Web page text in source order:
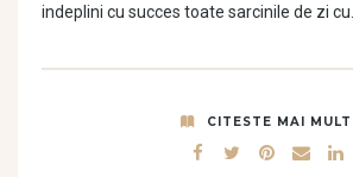
indeplini cu succes toate sarcinile de zi cu…
CITESTE MAI MULT